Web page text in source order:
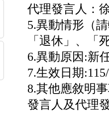
代理發言人：
5.異動情形（
「退休」、「
6.異動原因:新
7.生效日期
8.其他應敘明
發言人及代理